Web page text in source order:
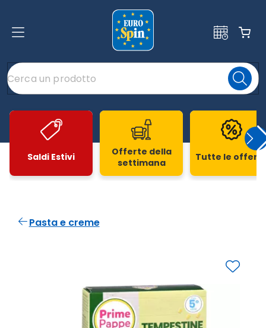
Saldi Estivi
Offerte della
settimana
Tutte le
Pasta e creme